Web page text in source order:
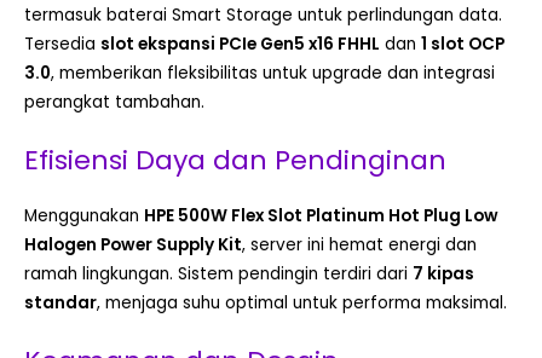
termasuk baterai Smart Storage untuk perlindungan data.
Tersedia slot ekspansi PCIe Gen5 x16 FHHL dan 1 slot OCP
3.0, memberikan fleksibilitas untuk upgrade dan integrasi
perangkat tambahan.
Efisiensi Daya dan Pendinginan
Menggunakan HPE 500W Flex Slot Platinum Hot Plug Low
Halogen Power Supply Kit, server ini hemat energi dan
ramah lingkungan. Sistem pendingin terdiri dari 7 kipas
standar, menjaga suhu optimal untuk performa maksimal.